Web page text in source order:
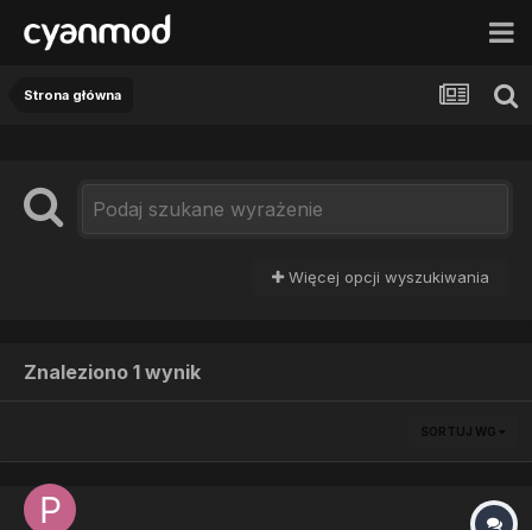
Strona główna
Więcej opcji wyszukiwania
Znaleziono 1 wynik
SORTUJ WG